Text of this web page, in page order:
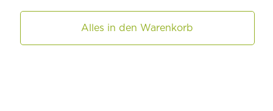
Alles in den Warenkorb